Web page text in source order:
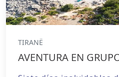
TIRANË
AVENTURA EN